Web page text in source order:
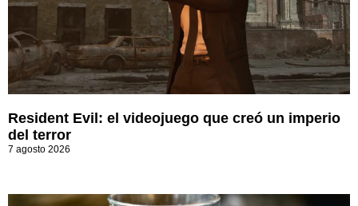
Resident Evil: el videojuego que creó un imperio
del terror
7 agosto 2026